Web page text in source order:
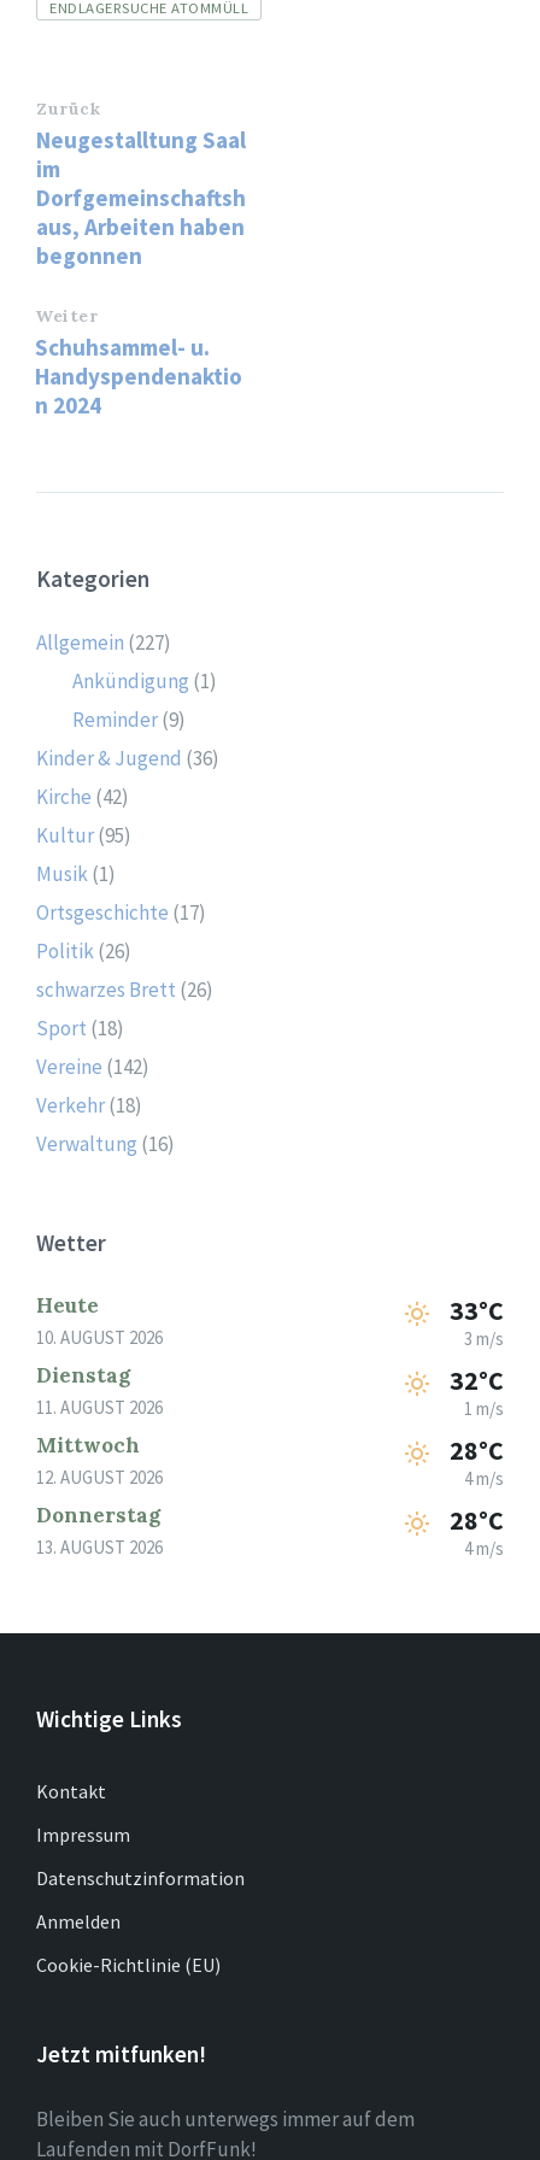
ENDLAGERSUCHE ATOMMÜLL
Zurück
Neugestalltung Saal
im
Dorfgemeinschaftsh
aus, Arbeiten haben
begonnen
Weiter
Schuhsammel- u.
Handyspendenaktio
n 2024
Kategorien
Allgemein (227)
Ankündigung (1)
Reminder(9)
Kinder & Jugend (36)
Kirche (42)
Kultur(95)
Musik(1)
Ortsgeschichte (17)
Politik(26)
schwarzes Brett (26)
Sport (18)
Vereine (142)
Verkehr(18)
Verwaltung (16)
Wetter
Heute
10. AUGUST 2026
33°C
3 m/s
Dienstag
11. AUGUST 2026
32°C
1 m/s
Mittwoch
12. AUGUST 2026
28°C
4 m/s
Donnerstag
13. AUGUST 2026
28°C
4 m/s
Wichtige Links
Kontakt
Impressum
Datenschutzinformation
Anmelden
Cookie-Richtlinie (EU)
Jetzt mitfunken!
Bleiben Sie auch unterwegs immer auf dem
Laufenden mit DorfFunk!